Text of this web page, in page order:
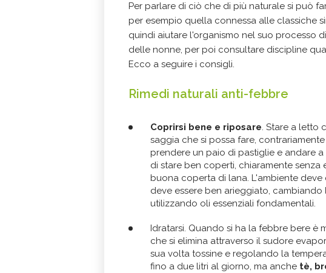
Per parlare di ciò che di più naturale si può
per esempio quella connessa alle classiche
quindi aiutare l'organismo nel suo processo
delle nonne, per poi consultare discipline
Ecco a seguire i consigli.
Rimedi naturali anti-febbre
Coprirsi bene e riposare. Stare a letto
saggia che si possa fare,
prendere un paio di pastiglie e andare
di stare ben coperti, chiaramente senza
buona coperta di lana. L'ambiente
deve essere ben arieggiato,
utilizzando oli essenziali fondamentali.
Idratarsi. Quando si ha la febbre bere
che si elimina attraverso il sudore
sua volta tossine e regolando la
fino a due litri al giorno, ma anche tè,